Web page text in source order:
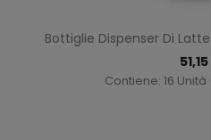
Bottiglie Dispenser Di
Contiene: 16